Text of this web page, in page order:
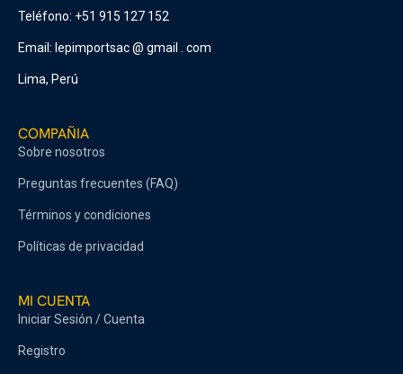
Teléfono: +51 915 127 152
Email: lepimportsac @ gmail . com
Lima, Perú
COMPAÑIA
Sobre nosotros
Preguntas frecuentes (FAQ)
Términos y condiciones
Políticas de privacidad
MI CUENTA
Iniciar Sesión / Cuenta
Registro